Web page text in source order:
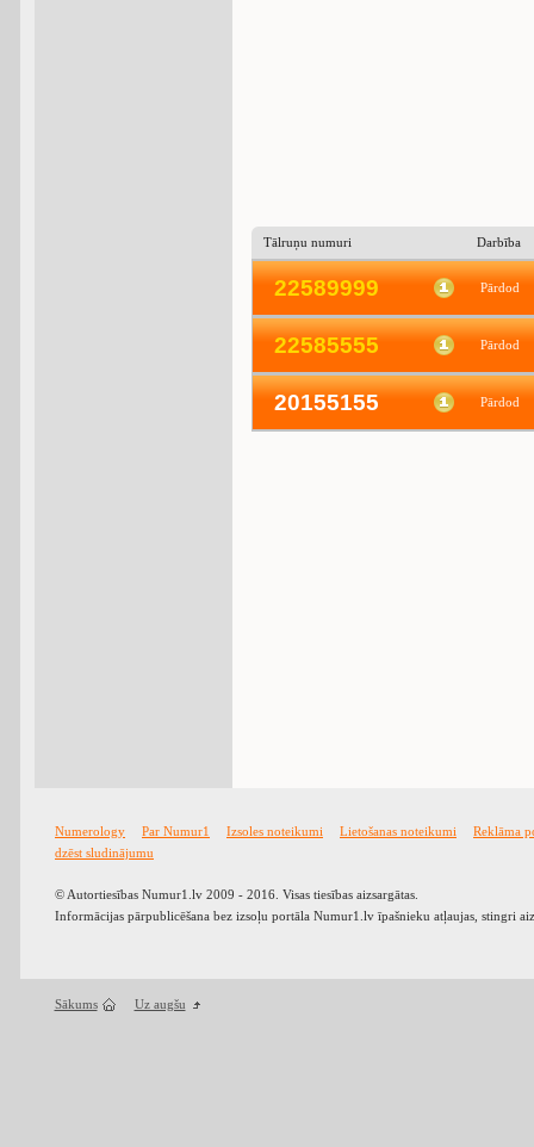
Tālruņu numuri Darbība
22589999 Pārdod
22585555 Pārdod
20155155 Pārdod
Numerology Par Numur1 Izsoles noteikumi Lietošanas noteikumi
Reklāma
dzēst sludinājumu
© Autortiesības Numur1.lv 2009 - 2016. Visas tiesības aizsargātas.
Informācijas pārpublicēšana bez izsoļu portāla Numur1.lv īpašnieku atļaujas, stingri
Sākums Uz augšu